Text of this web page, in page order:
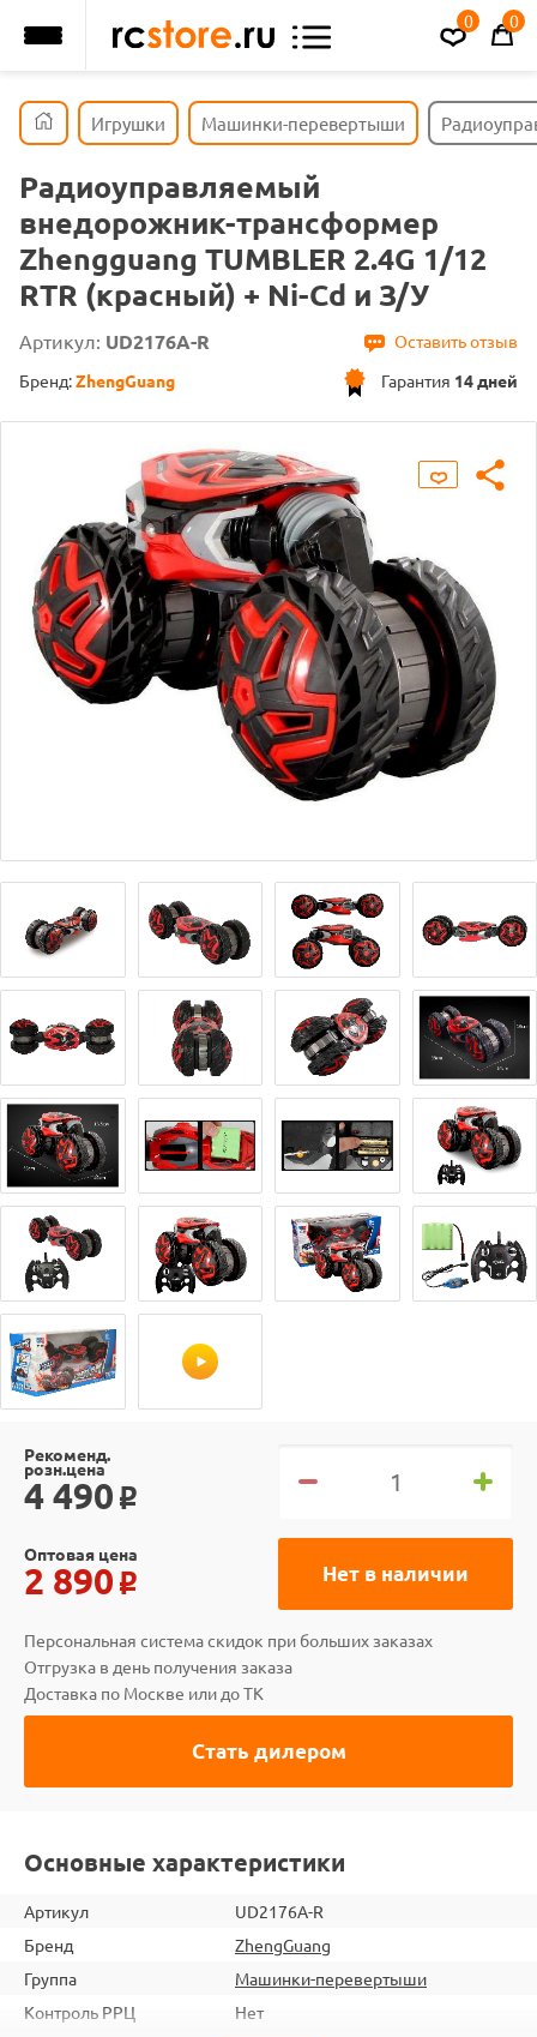
0 0
Игрушки Машинки-перевертыши
Радиоуправляемый
внедорожник-трансформер
Zhengguang TUMBLER 2.4G 1/12
RTR (красный) + Ni-Cd и З/У
Артикул: UD2176A-R
Оставить отзыв
Гарантия 14 дней
Бренд:ZhengGuang
Рекоменд.
розн.цена
4 490 o
Нет в наличии
Оптовая цена
2 890 o
Персональная система скидок при больших заказах
Отгрузка в день получения заказа
Доставка по Москве или до ТК
Стать дилером
Основные характеристики
Артикул
UD2176A-R
Бренд
ZhengGuang
Группа
Машинки-перевертыши
Контроль РРЦ
Нет